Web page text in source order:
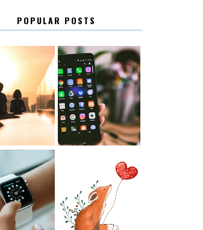
POPULAR POSTS
KONTAKT KONTAKTLISTA
12.30 LUGN